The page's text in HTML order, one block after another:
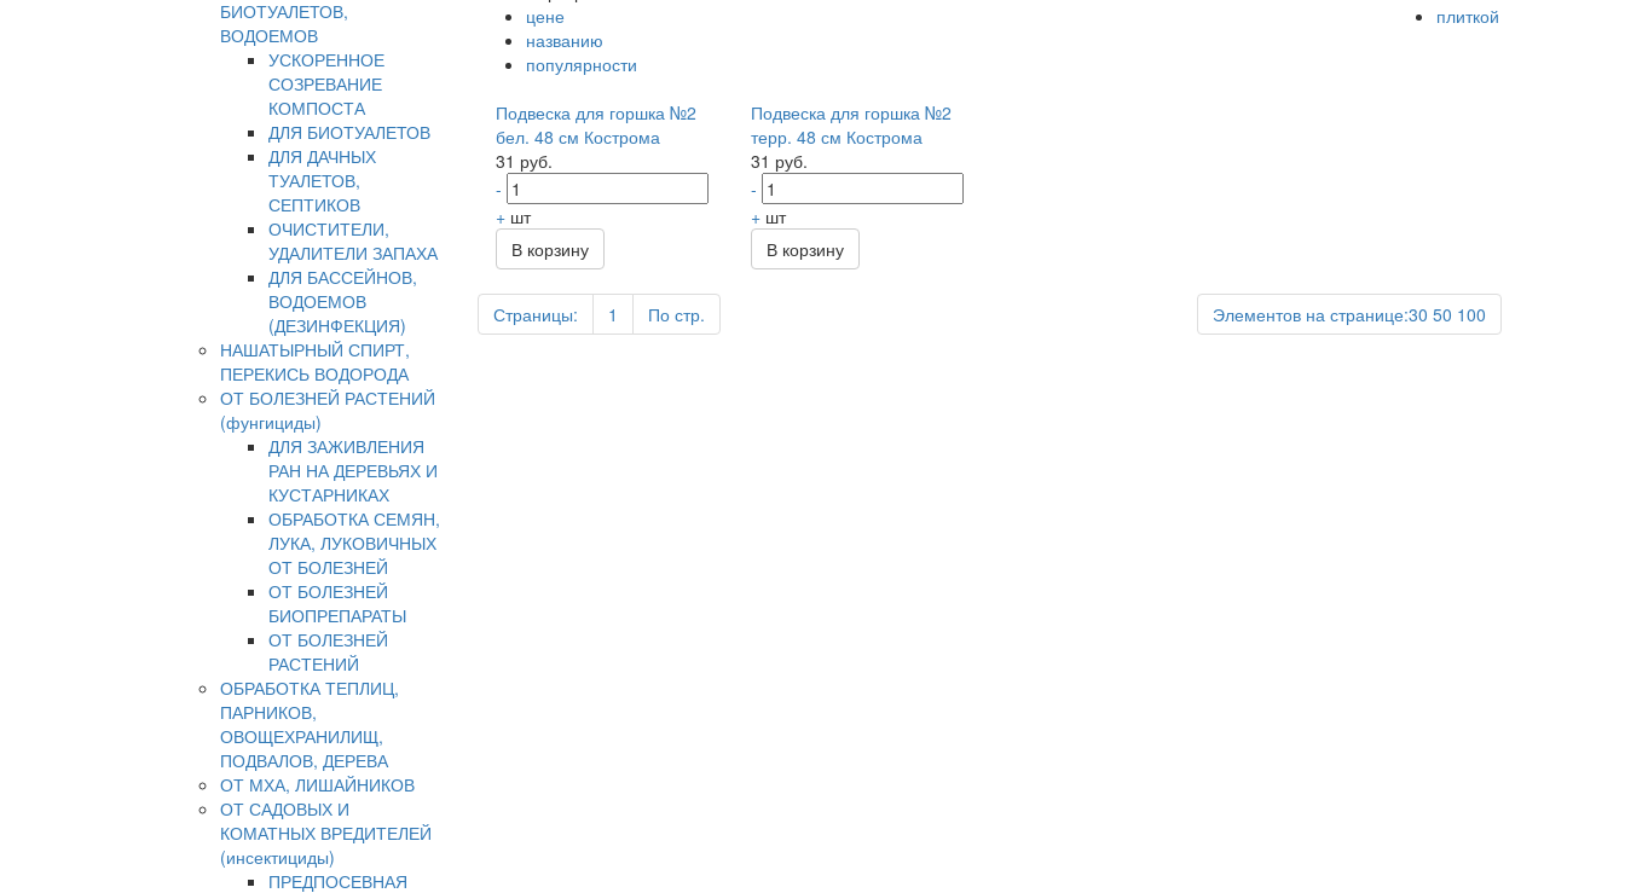
БИОТУАЛЕТОВ,
ВОДОЕМОВ
УСКОРЕННОЕ
СОЗРЕВАНИЕ
КОМПОСТА
ДЛЯ БИОТУАЛЕТОВ
ДЛЯ ДАЧНЫХ
ТУАЛЕТОВ,
СЕПТИКОВ
ОЧИСТИТЕЛИ,
УДАЛИТЕЛИ ЗАПАХА
ДЛЯ БАССЕЙНОВ,
ВОДОЕМОВ
(ДЕЗИНФЕКЦИЯ)
НАШАТЫРНЫЙ СПИРТ,
ПЕРЕКИСЬ ВОДОРОДА
ОТ БОЛЕЗНЕЙ РАСТЕНИЙ
(фунгициды)
ДЛЯ ЗАЖИВЛЕНИЯ
РАН НА ДЕРЕВЬЯХ И
КУСТАРНИКАХ
ОБРАБОТКА СЕМЯН,
ЛУКА, ЛУКОВИЧНЫХ
ОТ БОЛЕЗНЕЙ
ОТ БОЛЕЗНЕЙ
БИОПРЕПАРАТЫ
ОТ БОЛЕЗНЕЙ
РАСТЕНИЙ
ОБРАБОТКА ТЕПЛИЦ,
ПАРНИКОВ,
ОВОЩЕХРАНИЛИЩ,
ПОДВАЛОВ, ДЕРЕВА
ОТ МХА, ЛИШАЙНИКОВ
ОТ САДОВЫХ И
КОМАТНЫХ ВРЕДИТЕЛЕЙ
(инсектициды)
ПРЕДПОСЕВНАЯ
цене
названию
популярности
плиткой
Подвеска для горшка №2
бел. 48 см Кострома
31 руб.
-
+ шт
В корзину
Подвеска для горшка №2
терр. 48 см Кострома
31 руб.
-
+ шт
В корзину
Элементов на странице:30 50 100
Страницы: 1 По стр.